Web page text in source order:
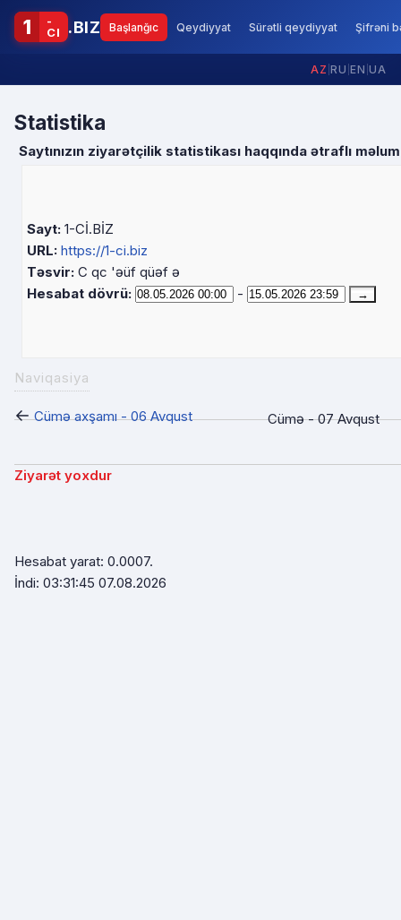
1
-
CI
.BIZ Başlanğıc Qeydiyyat Sürətli qeydiyyat Şifrəni
AZ RU EN UA
Statistika
Saytınızın ziyarətçilik statistikası haqqında ətraflı
Sayt: 1-Cİ.BİZ
URL: https://1-ci.biz
Təsvir: C qc 'əüf qüəf ə
Hesabat dövrü:
-
Naviqasiya
← Cümə axşamı - 06 Avqust Cümə - 07 Avqust
Ziyarət yoxdur
Hesabat yarat: 0.0007.
İndi: 03:31:45 07.08.2026